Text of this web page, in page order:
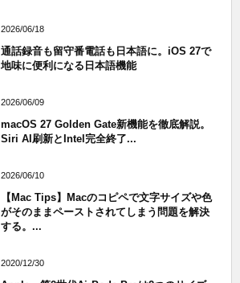
2026/06/18
通話録音も留守番電話も日本語に。iOS 27で
地味に便利になる日本語機能
2026/06/09
macOS 27 Golden Gate新機能を徹底解説。
Siri AI刷新とIntel完全終了...
2026/06/10
【Mac Tips】Macのコピペで文字サイズや色
がそのままペーストされてしまう問題を解決
する。...
2020/12/30